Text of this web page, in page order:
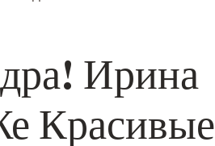
Ирина
Красивые